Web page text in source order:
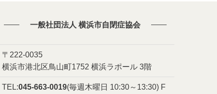
一般社団法人 横浜市自閉症協会
〒222-0035
横浜市港北区鳥山町1752 横浜ラポール 3階
TEL:045-663-0019(毎週木曜日 10:30～13:30) F